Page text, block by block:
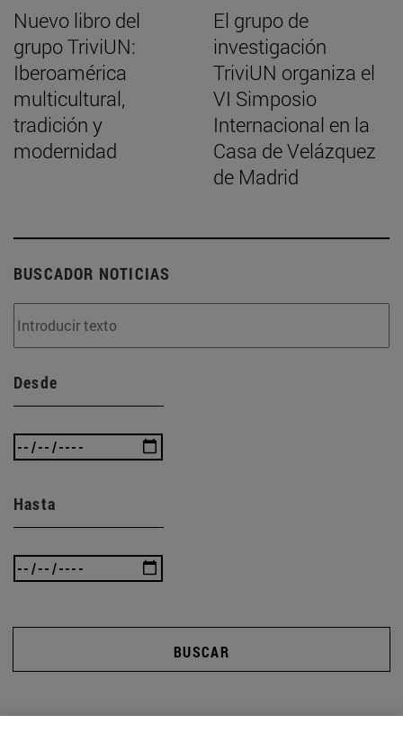
Nuevo libro del
grupo TriviUN:
Iberoamérica
multicultural,
tradición y
modernidad
El grupo de
investigación
TriviUN organiza el
VI Simposio
Internacional en la
Casa de Velázquez
de Madrid
BUSCADOR NOTICIAS
Desde
Hasta
BUSCAR